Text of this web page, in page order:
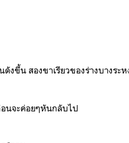
ดังขึ้น สองขาเรียวของร่างบางร
อนจะค่อยๆหันกลับไป